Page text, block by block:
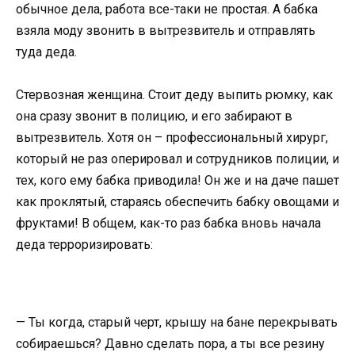
обычное дела, работа все-таки не простая. А бабка
взяла моду звонить в вытрезвитель и отправлять
туда деда.
Стервозная женщина. Стоит деду выпить рюмку, как
она сразу звонит в полицию, и его забирают в
вытрезвитель. Хотя он – профессиональный хирург,
который не раз оперировал и сотрудников полиции, и
тех, кого ему бабка приводила! Он же и на даче пашет
как проклятый, стараясь обеспечить бабку овощами и
фруктами! В общем, как-то раз бабка вновь начала
деда терроризировать:
— Ты когда, старый черт, крышу на бане перекрывать
собираешься? Давно сделать пора, а ты все резину